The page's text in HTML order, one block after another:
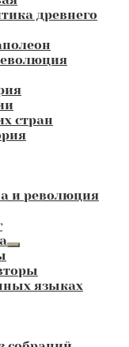
древнего
стран
и революция
Развернутое
меню
языках